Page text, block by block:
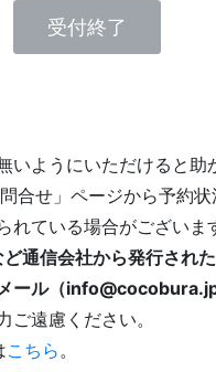
受付終了
ようにいただけると助
せ」ページから予約状
ている場合がござい
会社から発行された
ール（
遠慮ください。
こちら 。